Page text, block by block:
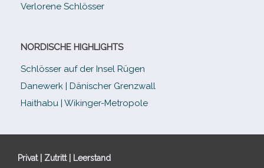
Verlorene Schlösser
NORDISCHE HIGHLIGHTS
Schlösser auf der Insel Rügen
Danewerk | Dänischer Grenzwall
Haithabu | Wikinger-Metropole
Privat | Zutritt | Leerstand